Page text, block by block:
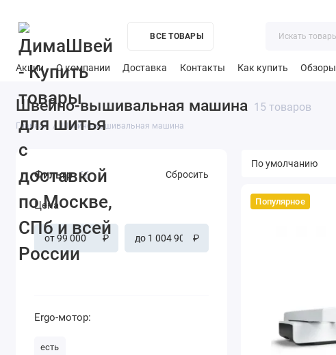
ВСЕ ТОВАРЫ
Акции О компании Доставка Контакты Как купить Обзоры
Швейно-вышивальная машина 15 товаров
Главная Швейно-вышивальная машина
Фильтр 66 Сбросить
Цена
₽ ₽
Ergo-мотор:
есть
Популярное